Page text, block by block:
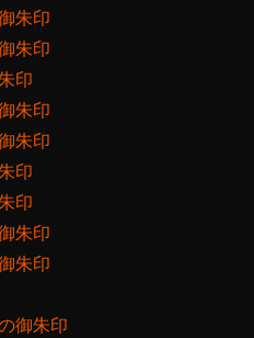
朱印
朱印
印
朱印
朱印
印
印
朱印
朱印
御朱印